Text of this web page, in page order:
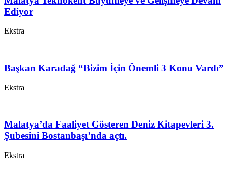
Ediyor
Ekstra
Başkan Karadağ “Bizim İçin Önemli 3 Konu Vardı”
Ekstra
Malatya’da Faaliyet Gösteren Deniz Kitapevleri 3.
Şubesini Bostanbaşı’nda açtı.
Ekstra